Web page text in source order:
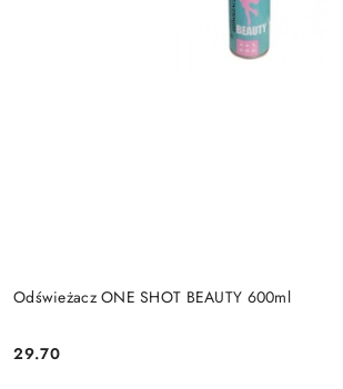
Odświeżacz ONE SHOT BEAUTY 600ml
Cena:
29.70